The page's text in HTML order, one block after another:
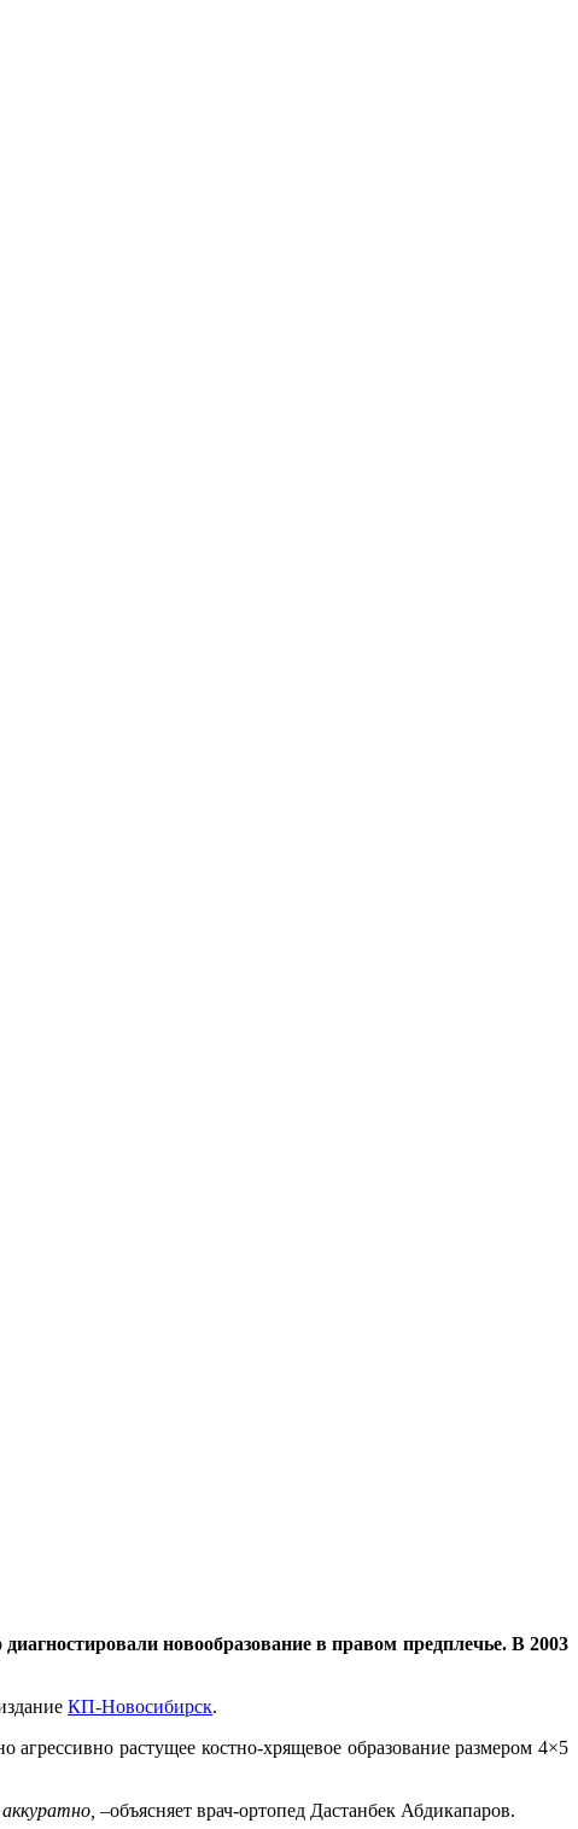
новообразование в правом предплечье. В 2003
КП-Новосибирск.
растущее костно-хрящевое образование размером 4×5
–объясняет врач-ортопед Дастанбек Абдикапаров.